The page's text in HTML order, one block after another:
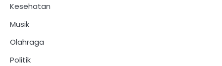
Kesehatan
Musik
Olahraga
Politik